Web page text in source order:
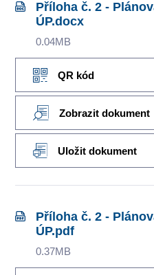
Příloha č. 2 -
ÚP.docx
0.04MB
QR kód
Zobrazit dokument
Uložit dokument
Příloha č. 2 -
ÚP.pdf
0.37MB